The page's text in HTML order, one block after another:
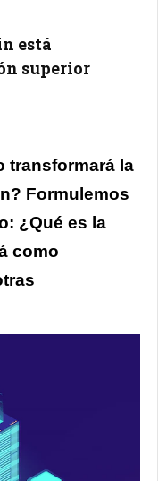
está
superior
transformará la
Formulemos
¿Qué es la
como